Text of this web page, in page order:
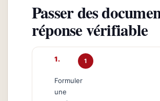
Passer des
réponse vérifiable
1
Formuler
une